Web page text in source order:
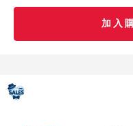
加入